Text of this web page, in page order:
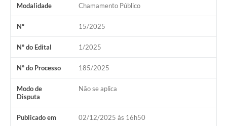
Modalidade Chamamento Público
Nº 15/2025
Nº do Edital 1/2025
Nº do Processo 185/2025
Modo de
Disputa
Não se aplica
Publicado em 02/12/2025 às 16h50